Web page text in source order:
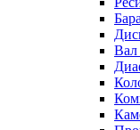
Вал